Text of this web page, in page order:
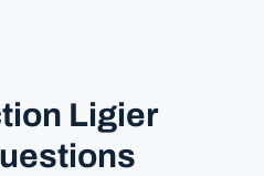
Ligier